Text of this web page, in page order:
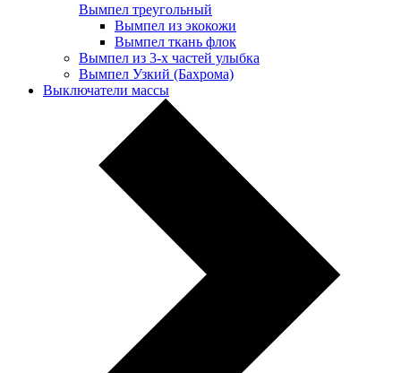
Вымпел треугольный
Вымпел из экокожи
Вымпел ткань флок
Вымпел из 3-х частей улыбка
Вымпел Узкий (Бахрома)
Выключатели массы